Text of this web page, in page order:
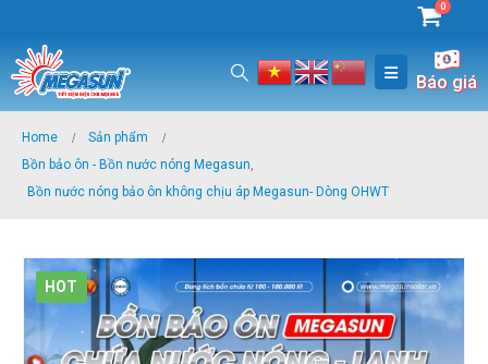
0
Báo giá
Home
Sản phẩm
Bồn bảo ôn - Bồn nước nóng Megasun,
Bồn nước nóng bảo ôn không chịu áp Megasun- Dòng OHWT
HOT